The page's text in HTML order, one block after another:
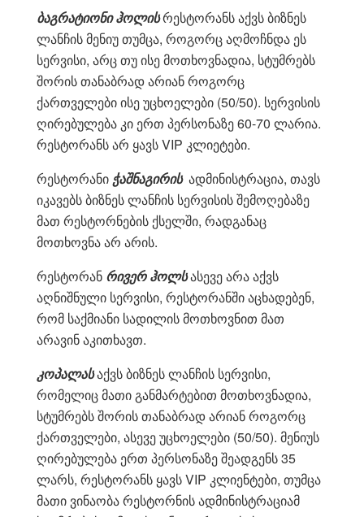
ბაგრატიონი ჰოლისრესტორანს აქვს ბიზნეს
ლანჩის მენიუ თუმცა, როგორც აღმოჩნდა ეს
სერვისი, არც თუ ისე მოთხოვნადია, სტუმრებს
შორის თანაბრად არიან როგორც
ქართველები ისე უცხოელები (50/50). სერვისის
ღირებულება კი ერთ პერსონაზე 60-70 ლარია.
რესტორანს არ ყავს VIP კლიეტები.
რესტორანი ჭაშნაგირის ადმინისტრაცია, თავს
იკავებს ბიზნეს ლანჩის სერვისის შემოღებაზე
მათ რესტორნების ქსელში, რადგანაც
მოთხოვნა არ არის.
რესტორან რივერ ჰოლსასევე არა აქვს
აღნიშნული სერვისი, რესტორანში აცხადებენ,
რომ საქმიანი სადილის მოთხოვნით მათ
არავინ აკითხავთ.
კოპალასაქვს ბიზნეს ლანჩის სერვისი,
რომელიც მათი განმარტებით მოთხოვნადია,
სტუმრებს შორის თანაბრად არიან როგორც
ქართველები, ასევე უცხოელები (50/50). მენიუს
ღირებულება ერთ პერსონაზე შეადგენს 35
ლარს, რესტორანს ყავს VIP კლიენტები, თუმცა
მათი ვინაობა რესტორნის ადმინისტრაციამ